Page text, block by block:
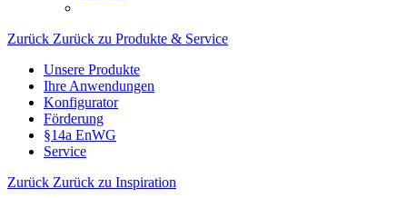
Zurück Zurück zu Produkte & Service
Unsere Produkte
Ihre Anwendungen
Konfigurator
Förderung
§14a EnWG
Service
Zurück Zurück zu Inspiration